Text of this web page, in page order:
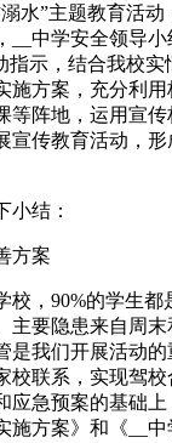
水”主题教育活
__中学安全领导
指示，结合我校
施方案，充分利用
等阵地，运用宣
宣传教育活动，
小结：
方案
校，90%的学生都
主要隐患来自周
是我们开展活动
校联系，实现驾
应急预案的基础
施方案》和《__